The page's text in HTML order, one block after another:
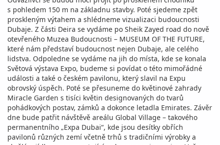
s pohledem 150 m na základnu stavby. Poté sjedeme zpět
proskleným výtahem a shlédneme vizualizaci budoucnosti
Dubaje. Z části Deira se vydáme po Sheik Zayed road do nově
otevřeného Muzea Budoucnosti – MUSEUM OF THE FUTURE,
které nám představí budoucnost nejen Dubaje, ale celého
lidstva. Odpoledne se vydáme na jih do místa, kde se konala
Světová výstava Expo, budeme si povídat o této mimořádné
události a také o českém pavilonu, který slavil na Expu
obrovský úspěch. Poté se přesuneme do květinové zahrady
Miracle Garden s tisíci květin designovaných do tvarů
pohádkových postav, zámků a dokonce letadla Emirates. Závěr
dne bude patřit návštěvě areálu Global Village – takového
permanentního „Expa Dubai“, kde jsou desítky obřích
pavilonů různých zemí včetně trhů s tradičními výrobky a